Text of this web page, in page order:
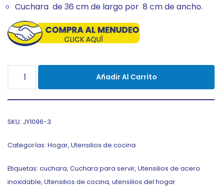
Cuchara de 36 cm de largo por 8 cm de ancho.
Añadir Al Carrito
SKU: JY1096-3
Categorías: Hogar, Utensilios de cocina
Etiquetas: cuchara, Cuchara para servir, Utensilios de acero
inoxidable, Utensilios de cocina, utensilios del hogar